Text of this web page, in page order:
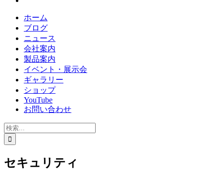
ホーム
ブログ
ニュース
会社案内
製品案内
イベント・展示会
ギャラリー
ショップ
YouTube
お問い合わせ
検
索
…
セキュリティ